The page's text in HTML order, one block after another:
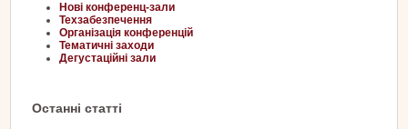
Нові конференц-зали
Техзабезпечення
Організація конференцій
Тематичні заходи
Дегустаційні зали
Останні статті